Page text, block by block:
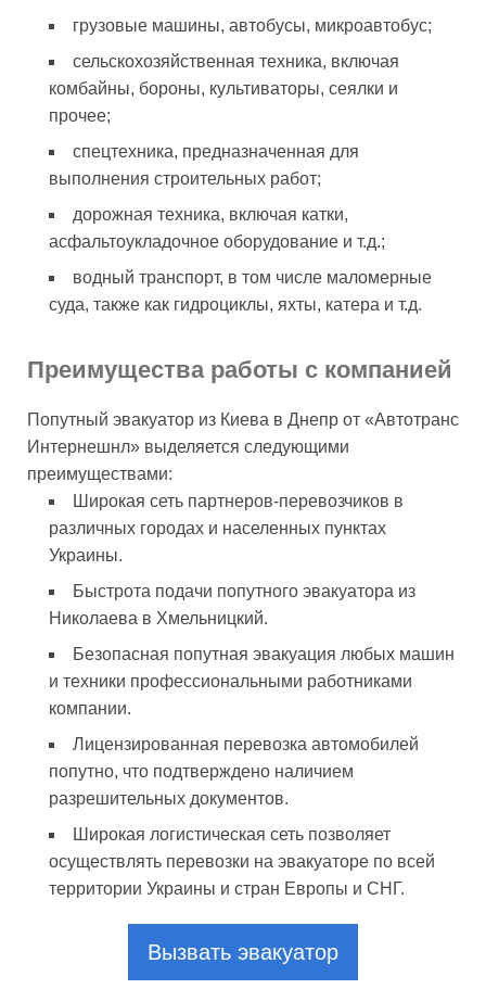
грузовые машины, автобусы, микроавтобус;
сельскохозяйственная техника, включая
комбайны, бороны, культиваторы, сеялки и
прочее;
спецтехника, предназначенная для
выполнения строительных работ;
дорожная техника, включая катки,
асфальтоукладочное оборудование и т.д.;
водный транспорт, в том числе маломерные
суда, также как гидроциклы, яхты, катера и т.д.
Преимущества работы с компанией
Попутный эвакуатор из Киева в Днепр от «Автотранс
Интернешнл» выделяется следующими
преимуществами:
Широкая сеть партнеров-перевозчиков в
различных городах и населенных пунктах
Украины.
Быстрота подачи попутного эвакуатора из
Николаева в Хмельницкий.
Безопасная попутная эвакуация любых машин
и техники профессиональными работниками
компании.
Лицензированная перевозка автомобилей
попутно, что подтверждено наличием
разрешительных документов.
Широкая логистическая сеть позволяет
осуществлять перевозки на эвакуаторе по всей
территории Украины и стран Европы и СНГ.
Вызвать эвакуатор